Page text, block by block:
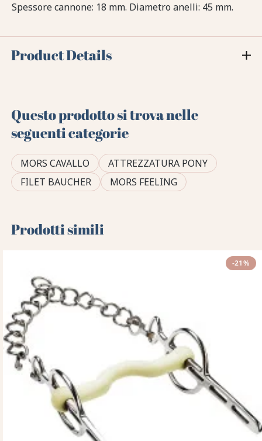
Spessore cannone: 18 mm. Diametro anelli: 45 mm.
Product Details
Questo prodotto si trova nelle
seguenti categorie
MORS CAVALLO
ATTREZZATURA PONY
FILET BAUCHER
MORS FEELING
Prodotti simili
-21%